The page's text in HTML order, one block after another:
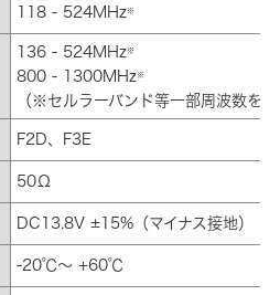
118 - 524MHz※
136 - 524MHz※
800 - 1300MHz※
（※セルラーバンド等一部周波数を
F2D、F3E
50Ω
DC13.8V ±15%（マイナス接地）
-20℃～ +60℃